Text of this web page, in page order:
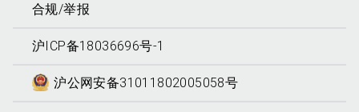
合规/举报
沪ICP备18036696号-1
沪公网安备31011802005058号